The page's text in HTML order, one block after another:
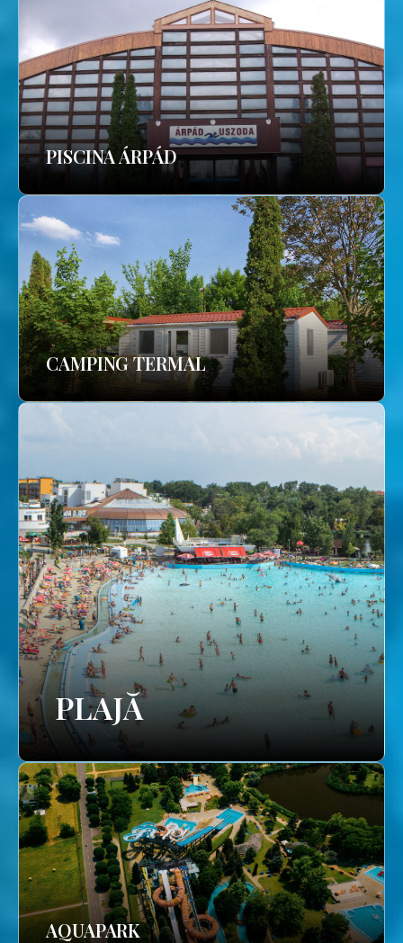
PISCINA ÁRPÁD
CAMPING TERMAL
PLAJĂ
AQUAPARK